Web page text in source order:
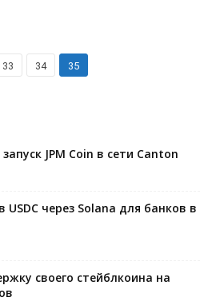
33 34 35
JPM Coin в сети Canton
через Solana для банков в
своего стейблкоина на